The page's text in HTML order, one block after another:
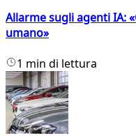
Allarme sugli agenti IA:
umano»
1 min di lettura